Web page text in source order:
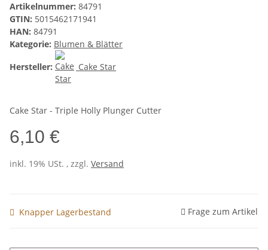
Artikelnummer: 84791
GTIN: 5015462171941
HAN: 84791
Kategorie: Blumen & Blätter
Hersteller:
Cake Star
Cake Star - Triple Holly Plunger Cutter
6,10 €
inkl. 19% USt. , zzgl. Versand
Knapper Lagerbestand Frage zum Artikel